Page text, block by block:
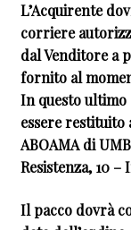
L’Acquirente
corriere
dal Venditore a
fornito al
In questo
essere restituito
ABOAMA di
Resistenza, 10 –
Il pacco dovrà